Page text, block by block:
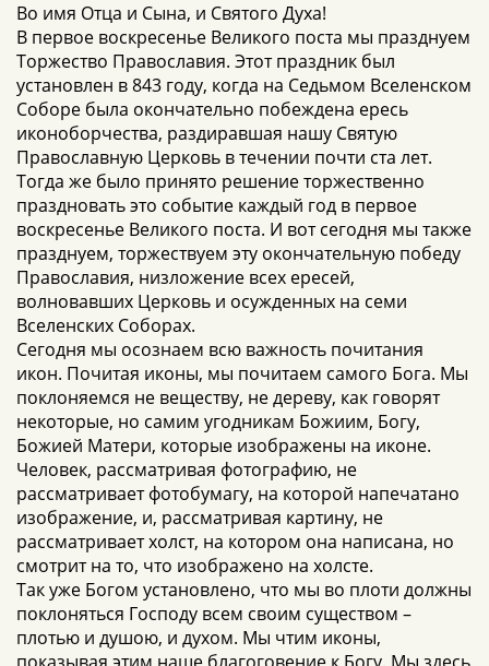
Во имя Отца и Сына, и Святого Духа!
В первое воскресенье Великого поста мы празднуем
Торжество Православия. Этот праздник был
установлен в 843 году, когда на Седьмом Вселенском
Соборе была окончательно побеждена ересь
иконоборчества, раздиравшая нашу Святую
Православную Церковь в течении почти ста лет.
Тогда же было принято решение торжественно
праздновать это событие каждый год в первое
воскресенье Великого поста. И вот сегодня мы также
празднуем, торжествуем эту окончательную победу
Православия, низложение всех ересей,
волновавших Церковь и осужденных на семи
Вселенских Соборах.
Сегодня мы осознаем всю важность почитания
икон. Почитая иконы, мы почитаем самого Бога. Мы
поклоняемся не веществу, не дереву, как говорят
некоторые, но самим угодникам Божиим, Богу,
Божией Матери, которые изображены на иконе.
Человек, рассматривая фотографию, не
рассматривает фотобумагу, на которой напечатано
изображение, и, рассматривая картину, не
рассматривает холст, на котором она написана, но
смотрит на то, что изображено на холсте.
Так уже Богом установлено, что мы во плоти должны
поклоняться Господу всем своим существом –
плотью и душою, и духом. Мы чтим иконы,